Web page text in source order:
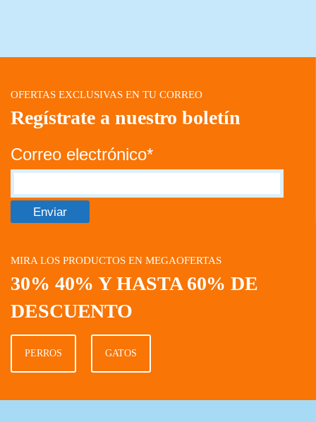
OFERTAS EXCLUSIVAS EN TU CORREO
Regístrate a nuestro boletín
Correo electrónico*
MIRA LOS PRODUCTOS EN MEGAOFERTAS
30% 40% Y HASTA 60% DE
DESCUENTO
PERROS GATOS